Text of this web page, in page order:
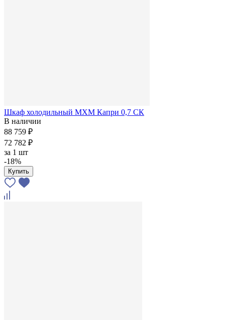
Шкаф холодильный МХМ Капри 0,7 СК
В наличии
88 759 ₽
72 782 ₽
за 1 шт
-18%
Купить